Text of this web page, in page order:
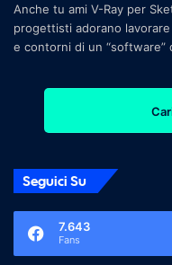
Anche tu ami V-Ray per
progettisti adorano
e contorni di un “software”
Seguici Su
7.643
Fans